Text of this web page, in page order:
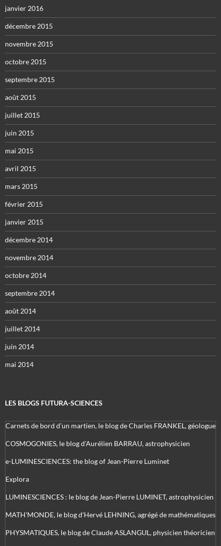
janvier 2016
décembre 2015
novembre 2015
octobre 2015
septembre 2015
août 2015
juillet 2015
juin 2015
mai 2015
avril 2015
mars 2015
février 2015
janvier 2015
décembre 2014
novembre 2014
octobre 2014
septembre 2014
août 2014
juillet 2014
juin 2014
mai 2014
LES BLOGS FUTURA-SCIENCES
Carnets de bord d’un martien, le blog de Charles FRANKEL, géologue
COSMOGONIES, le blog d'Aurélien BARRAU, astrophysicien
e-LUMINESCIENCES: the blog of Jean-Pierre Luminet
Explora
LUMINESCIENCES : le blog de Jean-Pierre LUMINET, astrophysicien
MATH'MONDE, le blog d'Hervé LEHNING, agrégé de mathématiques
PHYSMATIQUES, le blog de Claude ASLANGUL, physicien théoricien